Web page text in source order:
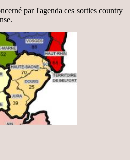
par l'agenda des sorties country